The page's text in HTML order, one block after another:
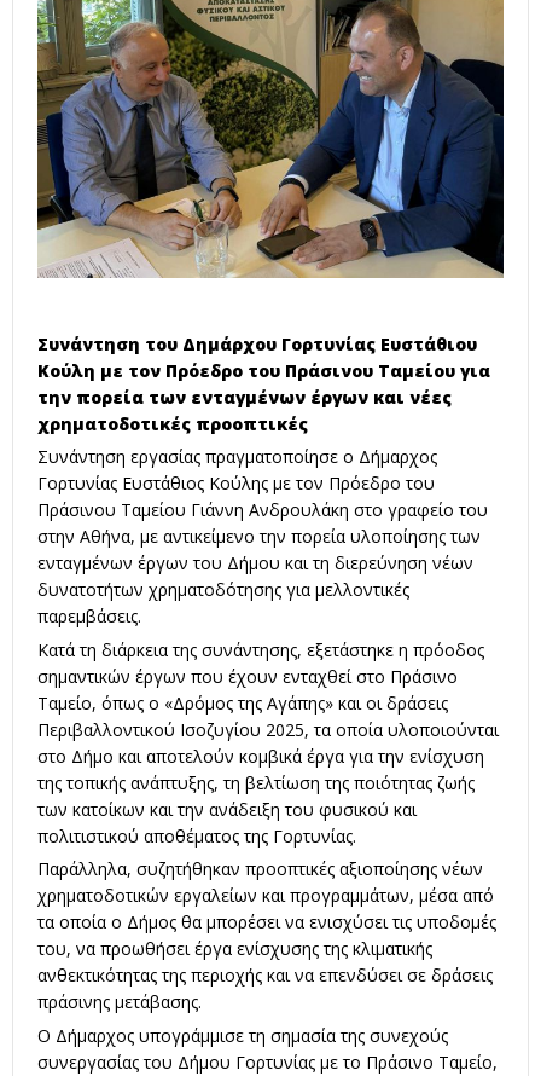
Συνάντηση του Δημάρχου Γορτυνίας Ευστάθιου
Κούλη με τον Πρόεδρο του Πράσινου Ταμείου για
την πορεία των ενταγμένων έργων και νέες
χρηματοδοτικές προοπτικές
Συνάντηση εργασίας πραγματοποίησε ο Δήμαρχος
Γορτυνίας Ευστάθιος Κούλης με τον Πρόεδρο του
Πράσινου Ταμείου Γιάννη Ανδρουλάκη στο γραφείο του
στην Αθήνα, με αντικείμενο την πορεία υλοποίησης των
ενταγμένων έργων του Δήμου και τη διερεύνηση νέων
δυνατοτήτων χρηματοδότησης για μελλοντικές
παρεμβάσεις.
Κατά τη διάρκεια της συνάντησης, εξετάστηκε η πρόοδος
σημαντικών έργων που έχουν ενταχθεί στο Πράσινο
Ταμείο, όπως ο «Δρόμος της Αγάπης» και οι δράσεις
Περιβαλλοντικού Ισοζυγίου 2025, τα οποία υλοποιούνται
στο Δήμο και αποτελούν κομβικά έργα για την ενίσχυση
της τοπικής ανάπτυξης, τη βελτίωση της ποιότητας ζωής
των κατοίκων και την ανάδειξη του φυσικού και
πολιτιστικού αποθέματος της Γορτυνίας.
Παράλληλα, συζητήθηκαν προοπτικές αξιοποίησης νέων
χρηματοδοτικών εργαλείων και προγραμμάτων, μέσα από
τα οποία ο Δήμος θα μπορέσει να ενισχύσει τις υποδομές
του, να προωθήσει έργα ενίσχυσης της κλιματικής
ανθεκτικότητας της περιοχής και να επενδύσει σε δράσεις
πράσινης μετάβασης.
Ο Δήμαρχος υπογράμμισε τη σημασία της συνεχούς
συνεργασίας του Δήμου Γορτυνίας με το Πράσινο Ταμείο,